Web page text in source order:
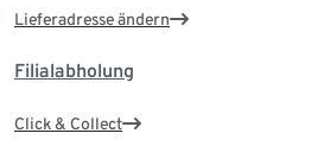
Lieferadresse ändern
Filialabholung
Click & Collect